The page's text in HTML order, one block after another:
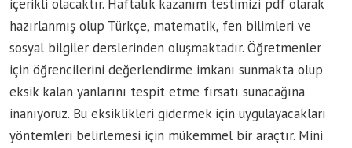
içerikli olacaktır. Haftalık kazanım testimizi pdf olarak
hazırlanmış olup Türkçe, matematik, fen bilimleri ve
sosyal bilgiler derslerinden oluşmaktadır. Öğretmenler
için öğrencilerini değerlendirme imkanı sunmakta olup
eksik kalan yanlarını tespit etme fırsatı sunacağına
inanıyoruz. Bu eksiklikleri gidermek için uygulayacakları
yöntemleri belirlemesi için mükemmel bir araçtır. Mini